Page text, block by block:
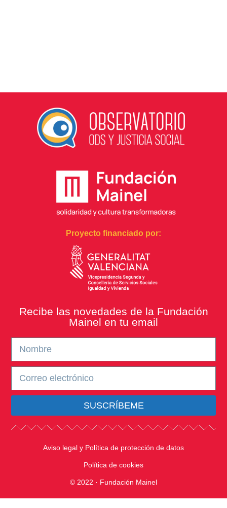
Proyecto financiado por:
Recibe las novedades de la Fundación
Mainel en tu email
SUSCRÍBEME
Aviso legal y Política de protección de datos
Política de cookies
© 2022 · Fundación Mainel